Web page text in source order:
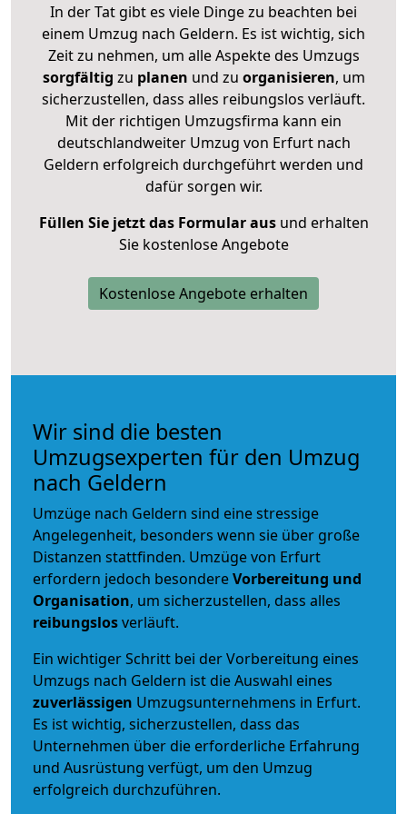
In der Tat gibt es viele Dinge zu beachten bei
einem Umzug nach Geldern. Es ist wichtig, sich
Zeit zu nehmen, um alle Aspekte des Umzugs
sorgfältig zu planen und zu organisieren, um
sicherzustellen, dass alles reibungslos verläuft.
Mit der richtigen Umzugsfirma kann ein
deutschlandweiter Umzug von Erfurt nach
Geldern erfolgreich durchgeführt werden und
dafür sorgen wir.
Füllen Sie jetzt das Formular ausund erhalten
Sie kostenlose Angebote
Kostenlose Angebote erhalten
Wir sind die besten
Umzugsexperten für den Umzug
nach Geldern
Umzüge nach Geldern sind eine stressige
Angelegenheit, besonders wenn sie über große
Distanzen stattfinden. Umzüge von Erfurt
erfordern jedoch besondereVorbereitung und
Organisation, um sicherzustellen, dass alles
reibungslosverläuft.
Ein wichtiger Schritt bei der Vorbereitung eines
Umzugs nach Geldern ist die Auswahl eines
zuverlässigen Umzugsunternehmens in Erfurt.
Es ist wichtig, sicherzustellen, dass das
Unternehmen über die erforderliche Erfahrung
und Ausrüstung verfügt, um den Umzug
erfolgreich durchzuführen.